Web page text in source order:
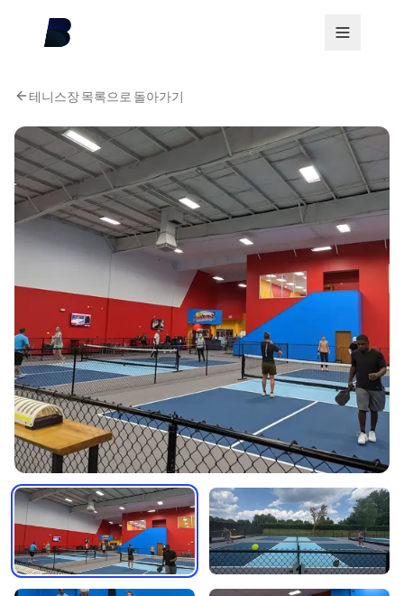
테니스장 목록으로 돌아가기